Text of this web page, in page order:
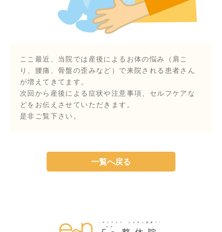
ここ最近、当院では産後によるお体の悩み（肩こ
り、腰痛、骨盤の歪みなど）で来院される患者さん
が増えてきてます。
次回から産後による症状や注意事項、セルフケアな
どをお伝えさせていただきます。
是非ご覧下さい。
一覧へ戻る